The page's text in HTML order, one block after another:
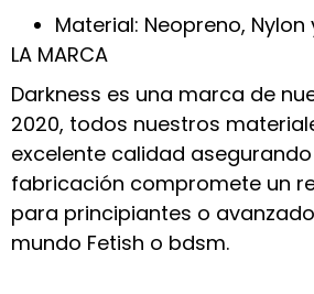
Material: Neopreno, Nylon
LA MARCA
Darkness es una marca de
2020, todos nuestros
excelente calidad
fabricación compromete un
para principiantes o
mundo Fetish o bdsm.